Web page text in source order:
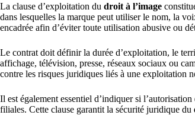
La clause d’exploitation du droit à l’image
dans lesquelles la marque peut utiliser le nom, la
encadrée afin d’éviter toute utilisation abusive ou
Le contrat doit définir la durée d’exploitation, le
affichage, télévision, presse, réseaux sociaux ou
contre les risques juridiques liés à une exploitation
Il est également essentiel d’indiquer si
filiales. Cette clause garantit la sécurité juridique du